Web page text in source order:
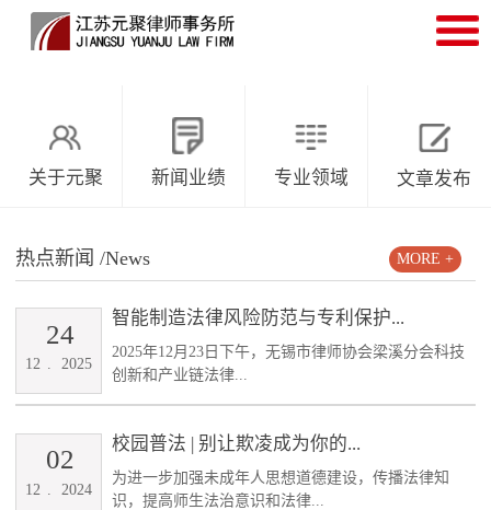
关于元聚 新闻业绩 专业领域 文章发布
热点新闻 /News
智能制造法律风险防范与专利保护...
2025年12月23日下午，无锡市律师协会梁溪分会科技
创新和产业链法律...
12 . 2025
24
校园普法 | 别让欺凌成为你的...
为进一步加强未成年人思想道德建设，传播法律知
识，提高师生法治意识和法律...
12 2024
02
MORE +